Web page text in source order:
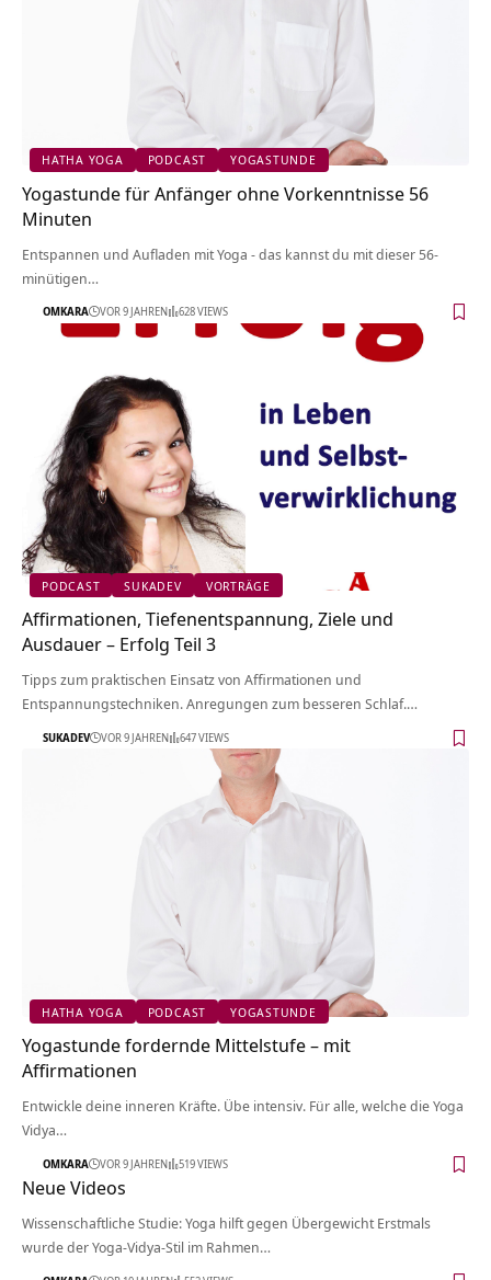
HATHA YOGA PODCAST YOGASTUNDE
Yogastunde für Anfänger ohne Vorkenntnisse 56
Minuten
Entspannen und Aufladen mit Yoga - das kannst du mit dieser 56-
minütigen…
OMKARA VOR 9 JAHREN 628 VIEWS
PODCAST SUKADEV VORTRÄGE
Affirmationen, Tiefenentspannung, Ziele und
Ausdauer – Erfolg Teil 3
Tipps zum praktischen Einsatz von Affirmationen und
Entspannungstechniken. Anregungen zum besseren Schlaf.…
SUKADEV VOR 9 JAHREN 647 VIEWS
HATHA YOGA PODCAST YOGASTUNDE
Yogastunde fordernde Mittelstufe – mit
Affirmationen
Entwickle deine inneren Kräfte. Übe intensiv. Für alle, welche die Yoga
Vidya…
OMKARA VOR 9 JAHREN 519 VIEWS
Neue Videos
Wissenschaftliche Studie: Yoga hilft gegen Übergewicht Erstmals
wurde der Yoga-Vidya-Stil im Rahmen…